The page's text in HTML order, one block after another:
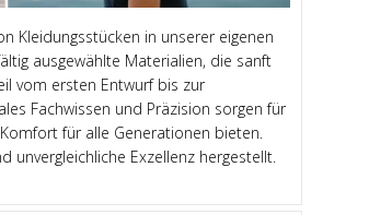
Kleidungsstücken in unserer eigenen
ausgewählte Materialien, die sanft
vom ersten Entwurf bis zur
Fachwissen und Präzision sorgen für
für alle Generationen bieten.
unvergleichliche Exzellenz hergestellt.